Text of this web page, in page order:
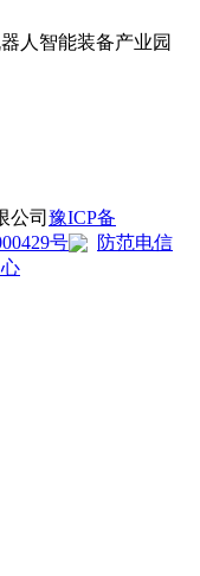
人智能装备产业园
公司 豫ICP备
号
防范电信